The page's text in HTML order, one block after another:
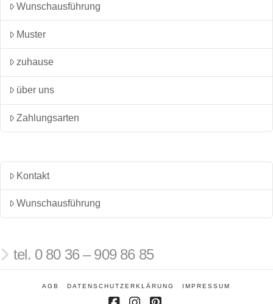
Wunschausführung
Muster
zuhause
über uns
Zahlungsarten
Kontakt
Wunschausführung
tel. 0 80 36 – 909 86 85
AGB DATENSCHUTZERKLÄRUNG IMPRESSUM